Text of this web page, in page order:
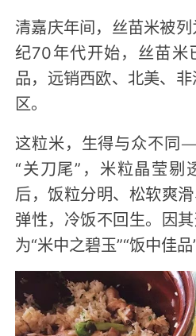
清嘉庆年间，丝苗米被
纪70年代开始，丝苗米
品，远销西欧、北美、
区。
这粒米，生得与众不同
“关刀尾”，米粒晶莹剔
后，饭粒分明、松软爽
弹性，冷饭不回生。因
为“米中之碧玉”“饭中佳品”